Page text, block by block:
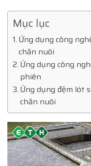
Mục lục
Ứng dụng công
chăn nuôi
Ứng dụng công
phiên
Ứng dụng đệm lót
chăn nuôi